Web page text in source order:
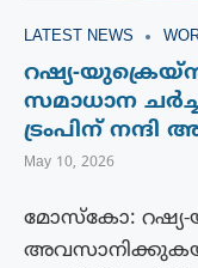
LATEST NEWS
റഷ്യ-
സമാധാന
ട്രംപിന് നന്ദി
May 10, 2026
മോസ്കോ: റഷ്യ-